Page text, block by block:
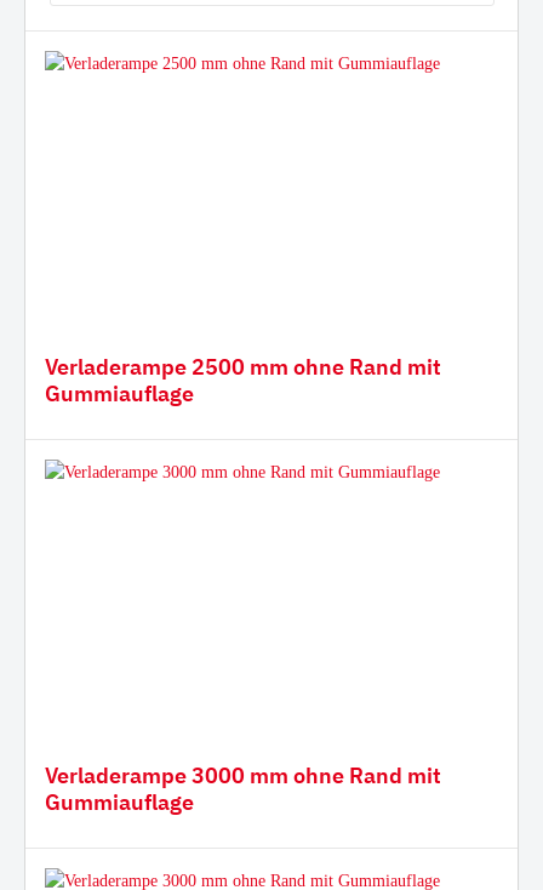
Verladerampe 2500 mm ohne Rand mit
Gummiauflage
Verladerampe 3000 mm ohne Rand mit
Gummiauflage